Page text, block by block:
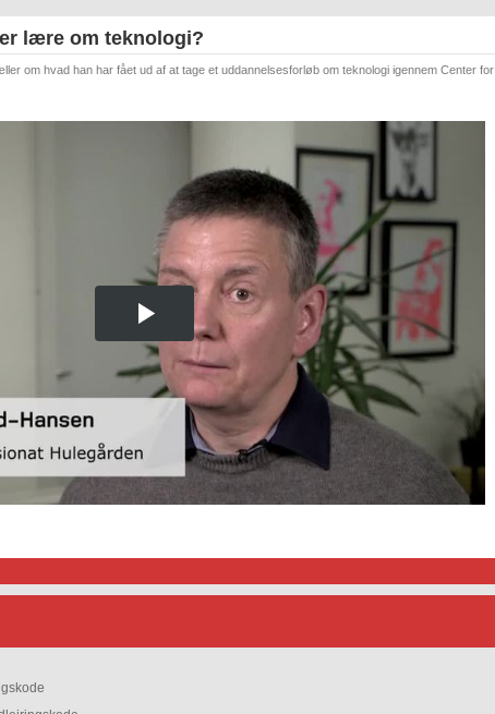
lære om teknologi?
om hvad han har fået ud af at tage et uddannelsesforløb om teknologi igennem Center for